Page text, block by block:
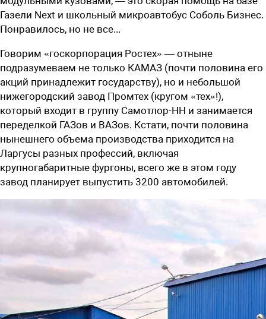
Газели Next и школьный микроавтобус Соболь Бизнес.
Понравилось, но не все...
Говорим «госкорпорация Ростех» — отныне
подразумеваем не только КАМАЗ (почти половина его
акций принадлежит государству), но и небольшой
нижегородский завод Промтех (кругом «тех»!),
который входит в группу Самотлор-НН и занимается
переделкой ГАЗов и ВАЗов. Кстати, почти половина
нынешнего объема производства приходится на
Ларгусы разных профессий, включая
крупногабаритные фургоны, всего же в этом году
завод планирует выпустить 3200 автомобилей.